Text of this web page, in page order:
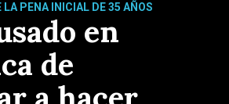
LA PENA INICIAL DE 35 AÑOS
en
de